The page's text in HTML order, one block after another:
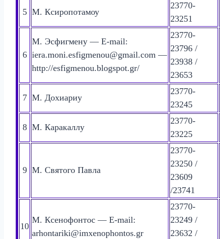
5 М. Ксиропотамоу
23770-
23251
6
М. Эсфигмену — E-mail:
iera.moni.esfigmenou@gmail.com —
http://esfigmenou.blogspot.gr/
23770-
23796 /
23938 /
23653
7 М. Дохиариу
23770-
23245
8 М. Каракаллу
23770-
23225
9 М. Святого Павла
23770-
23250 /
23609
/23741
10
М. Ксенофонтос — E-mail:
arhontariki@imxenophontos.gr
23770-
23249 /
23632 /